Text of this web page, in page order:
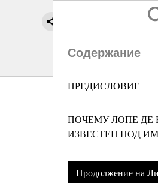
Содержание
ПРЕДИСЛОВИЕ
ПОЧЕМУ ЛОПЕ ДЕ
ИЗВЕСТЕН ПОД
Продолжение на